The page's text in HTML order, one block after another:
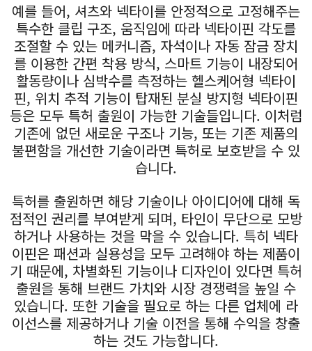
예를 들어, 셔츠와 넥타이를 안정적으로 고정해주는
특수한 클립 구조, 움직임에 따라 넥타이핀 각도를
조절할 수 있는 메커니즘, 자석이나 자동 잠금 장치
를 이용한 간편 착용 방식, 스마트 기능이 내장되어
활동량이나 심박수를 측정하는 헬스케어형 넥타이
핀, 위치 추적 기능이 탑재된 분실 방지형 넥타이핀
등은 모두 특허 출원이 가능한 기술들입니다. 이처럼
기존에 없던 새로운 구조나 기능, 또는 기존 제품의
불편함을 개선한 기술이라면 특허로 보호받을 수 있
습니다.
특허를 출원하면 해당 기술이나 아이디어에 대해 독
점적인 권리를 부여받게 되며, 타인이 무단으로 모방
하거나 사용하는 것을 막을 수 있습니다. 특히 넥타
이핀은 패션과 실용성을 모두 고려해야 하는 제품이
기 때문에, 차별화된 기능이나 디자인이 있다면 특허
출원을 통해 브랜드 가치와 시장 경쟁력을 높일 수
있습니다. 또한 기술을 필요로 하는 다른 업체에 라
이선스를 제공하거나 기술 이전을 통해 수익을 창출
하는 것도 가능합니다.